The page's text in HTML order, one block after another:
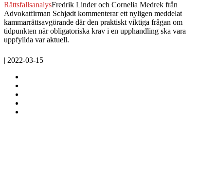
RättsfallsanalysFredrik Linder och Cornelia Medrek från
Advokatfirman Schjødt kommenterar ett nyligen meddelat
kammarrättsavgörande där den praktiskt viktiga frågan om
tidpunkten när obligatoriska krav i en upphandling ska vara
uppfyllda var aktuell.
| 2022-03-15